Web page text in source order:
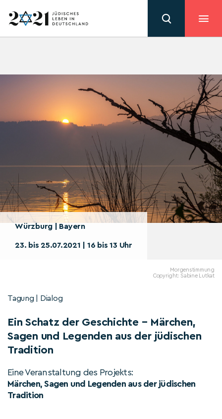
Würzburg | Bayern
23. bis 25.07.2021 | 16 bis 13 Uhr
Morgenstimmung
Copyright: Sabine Lutkat
Tagung | Dialog
Ein Schatz der Geschichte – Märchen,
Sagen und Legenden aus der jüdischen
Tradition
Eine Veranstaltung des Projekts:
Märchen, Sagen und Legenden aus der jüdischen
Tradition